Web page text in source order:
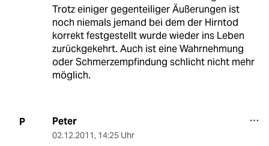
Trotz einiger gegenteiliger Äußerungen ist
noch niemals jemand bei dem der Hirntod
korrekt festgestellt wurde wieder ins Leben
zurückgekehrt. Auch ist eine Wahrnehmung
oder Schmerzempfindung schlicht nicht mehr
möglich.
P Peter
02.12.2011, 14:25 Uhr